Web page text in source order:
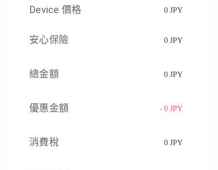
Device 價格 0 JPY
安心保險 0 JPY
總金額 0 JPY
優惠金額 - 0 JPY
消費稅​ 0 JPY